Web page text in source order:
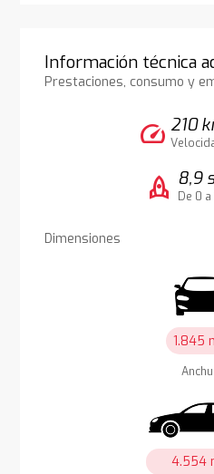
Información técnica
Prestaciones, consumo y
speed 210
rocket 8,9
De 0
Dimensiones
1.845
4.554